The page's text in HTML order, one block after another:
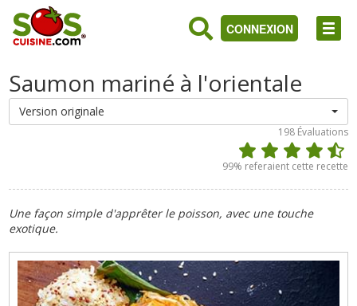
CONNEXION
Saumon mariné à l'orientale
Version originale
198 Évaluations
99% referaient cette recette
Une façon simple d'apprêter le poisson, avec une touche
exotique.